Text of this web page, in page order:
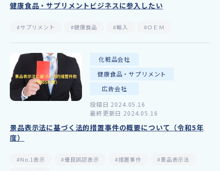
健康食品・サプリメントビジネスに参入したい
#サプリメント #健康食品 #輸入 #ＯＥＭ
化粧品会社
健康食品・サプリメント
広告会社
投稿日 2024.05.16
最終更新日 2024.05.16
景品表示法に基づく法的措置事件の概要について（令和5年
度）
#No.1表示 #優良誤認表示 #措置事件
#景品表示法